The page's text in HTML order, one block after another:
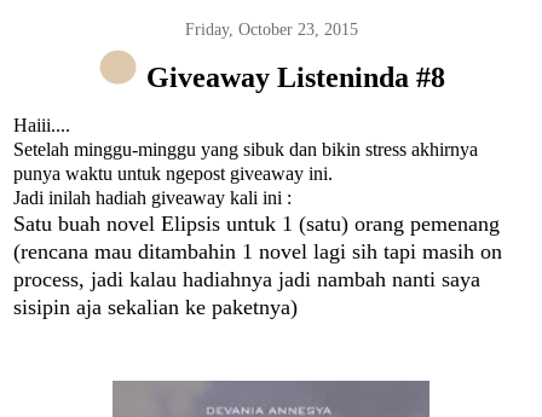
Friday, October 23, 2015
Giveaway Listeninda #8
Haiii....
Setelah minggu-minggu yang sibuk dan bikin stress akhirnya
punya waktu untuk ngepost giveaway ini.
Jadi inilah hadiah giveaway kali ini :
Satu buah novel Elipsis untuk 1 (satu) orang pemenang
(rencana mau ditambahin 1 novel lagi sih tapi masih on
process, jadi kalau hadiahnya jadi nambah nanti saya
sisipin aja sekalian ke paketnya)